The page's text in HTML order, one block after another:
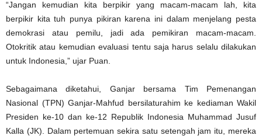
“Jangan kemudian kita berpikir yang macam-macam lah, kita
berpikir kita tuh punya pikiran karena ini dalam menjelang pesta
demokrasi atau pemilu, jadi ada pemikiran macam-macam.
Otokritik atau kemudian evaluasi tentu saja harus selalu dilakukan
untuk Indonesia,” ujar Puan.
Sebagaimana diketahui, Ganjar bersama Tim Pemenangan
Nasional (TPN) Ganjar-Mahfud bersilaturahim ke kediaman Wakil
Presiden ke-10 dan ke-12 Republik Indonesia Muhammad Jusuf
Kalla (JK). Dalam pertemuan sekira satu setengah jam itu, mereka